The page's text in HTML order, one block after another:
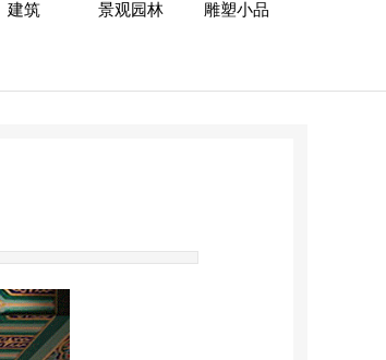
建筑 景观园林 雕塑小品